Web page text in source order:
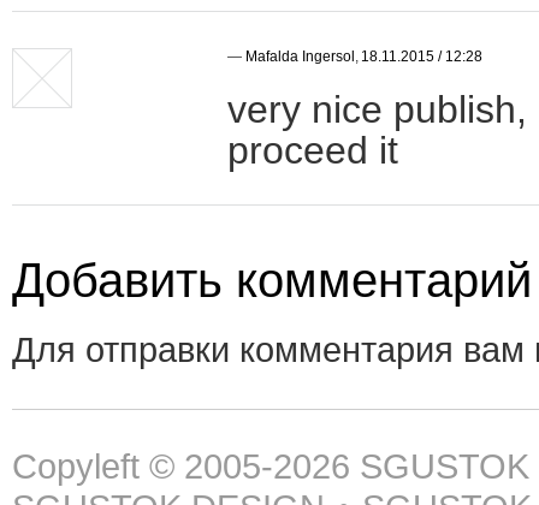
— Mafalda Ingersol , 18.11.2015 / 12:28
very nice
proceed it
Добавить комментарий
Для отправки комментария
Copyleft © 2005-2026